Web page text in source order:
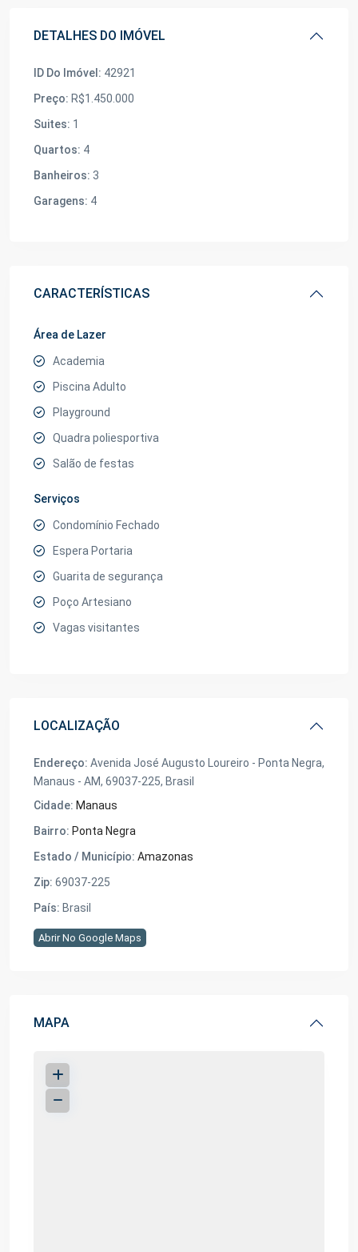
DETALHES DO IMÓVEL
ID Do Imóvel: 42921
Preço: R$1.450.000
Suites: 1
Quartos: 4
Banheiros: 3
Garagens: 4
CARACTERÍSTICAS
Área de Lazer
Academia
Piscina Adulto
Playground
Quadra poliesportiva
Salão de festas
Serviços
Condomínio Fechado
Espera Portaria
Guarita de segurança
Poço Artesiano
Vagas visitantes
LOCALIZAÇÃO
Endereço: Avenida José Augusto Loureiro - Ponta Negra,
Manaus - AM, 69037-225, Brasil
Cidade: Manaus
Bairro: Ponta Negra
Estado / Município: Amazonas
Zip: 69037-225
País: Brasil
Abrir No Google Maps
MAPA